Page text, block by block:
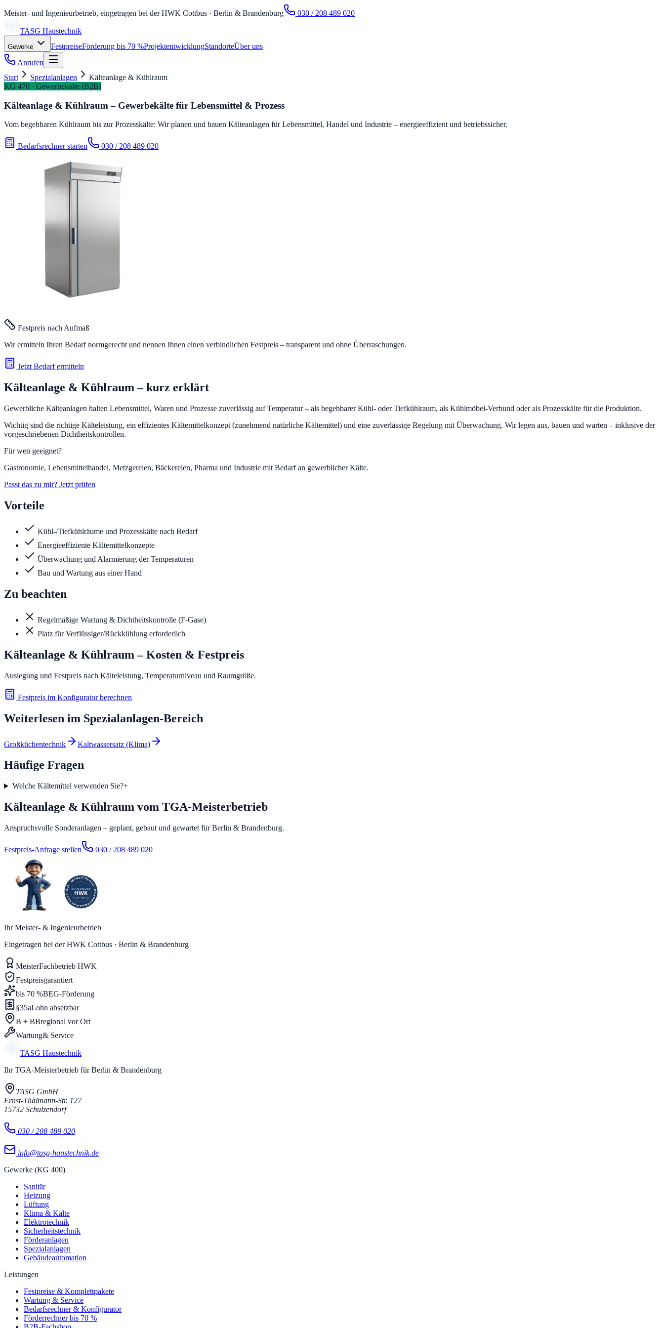
Meister- und Ingenieurbetrieb, eingetragen bei der HWK Cottbus · Berlin & Brandenburg 030 / 208 489 020
TASG Haustechnik
Gewerke FestpreiseFörderung bis 70 %ProjektentwicklungStandorteÜber uns
Anrufen
Start
Spezialanlagen
Kälteanlage & Kühlraum
KG 470 · Gewerbekälte (B2B)
Kälteanlage & Kühlraum – Gewerbekälte für Lebensmittel & Prozess
Vom begehbaren Kühlraum bis zur Prozesskälte: Wir planen und bauen Kälteanlagen für Lebensmittel, Handel und Industrie – energieeffizient und betriebssicher.
Bedarfsrechner starten 030 / 208 489 020
Festpreis nach Aufmaß
Wir ermitteln Ihren Bedarf normgerecht und nennen Ihnen einen verbindlichen Festpreis – transparent und ohne Überraschungen.
Jetzt Bedarf ermitteln
Kälteanlage & Kühlraum– kurz erklärt
Gewerbliche Kälteanlagen halten Lebensmittel, Waren und Prozesse zuverlässig auf Temperatur – als begehbarer Kühl- oder Tiefkühlraum, als Kühlmöbel-Verbund oder als Prozesskälte für die Produktion.
Wichtig sind die richtige Kälteleistung, ein effizientes Kältemittelkonzept (zunehmend natürliche Kältemittel) und eine zuverlässige Regelung mit Überwachung. Wir legen aus, bauen und warten – inklusive der
vorgeschriebenen Dichtheitskontrollen.
Für wen geeignet?
Gastronomie, Lebensmittelhandel, Metzgereien, Bäckereien, Pharma und Industrie mit Bedarf an gewerblicher Kälte.
Passt das zu mir? Jetzt prüfen
Vorteile
Kühl-/Tiefkühlräume und Prozesskälte nach Bedarf
Energieeffiziente Kältemittelkonzepte
Überwachung und Alarmierung der Temperaturen
Bau und Wartung aus einer Hand
Zu beachten
Regelmäßige Wartung & Dichtheitskontrolle (F-Gase)
Platz für Verflüssiger/Rückkühlung erforderlich
Kälteanlage & Kühlraum – Kosten & Festpreis
Auslegung und Festpreis nach Kälteleistung, Temperaturniveau und Raumgröße.
Festpreis im Konfigurator berechnen
Weiterlesen im Spezialanlagen-Bereich
Großküchentechnik Kaltwassersatz (Klima)
Häufige Fragen
Welche Kältemittel verwenden Sie?+
Kälteanlage & Kühlraum vom TGA-Meisterbetrieb
Anspruchsvolle Sonderanlagen – geplant, gebaut und gewartet für Berlin & Brandenburg.
Festpreis-Anfrage stellen 030 / 208 489 020
Ihr Meister- & Ingenieurbetrieb
Eingetragen bei der HWK Cottbus · Berlin & Brandenburg
MeisterFachbetrieb HWK
Festpreisgarantiert
bis 70 %BEG-Förderung
§35aLohn absetzbar
B + BBregional vor Ort
Wartung& Service
TASG Haustechnik
Ihr TGA-Meisterbetrieb für Berlin & Brandenburg
TASG GmbH
Ernst-Thälmann-Str. 127
15732 Schulzendorf
030 / 208 489 020
info@tasg-haustechnik.de
Gewerke (KG 400)
Sanitär
Heizung
Lüftung
Klima & Kälte
Elektrotechnik
Sicherheitstechnik
Förderanlagen
Spezialanlagen
Gebäudeautomation
Leistungen
Festpreise & Komplettpakete
Wartung & Service
Bedarfsrechner & Konfigurator
Förderrechner bis 70 %